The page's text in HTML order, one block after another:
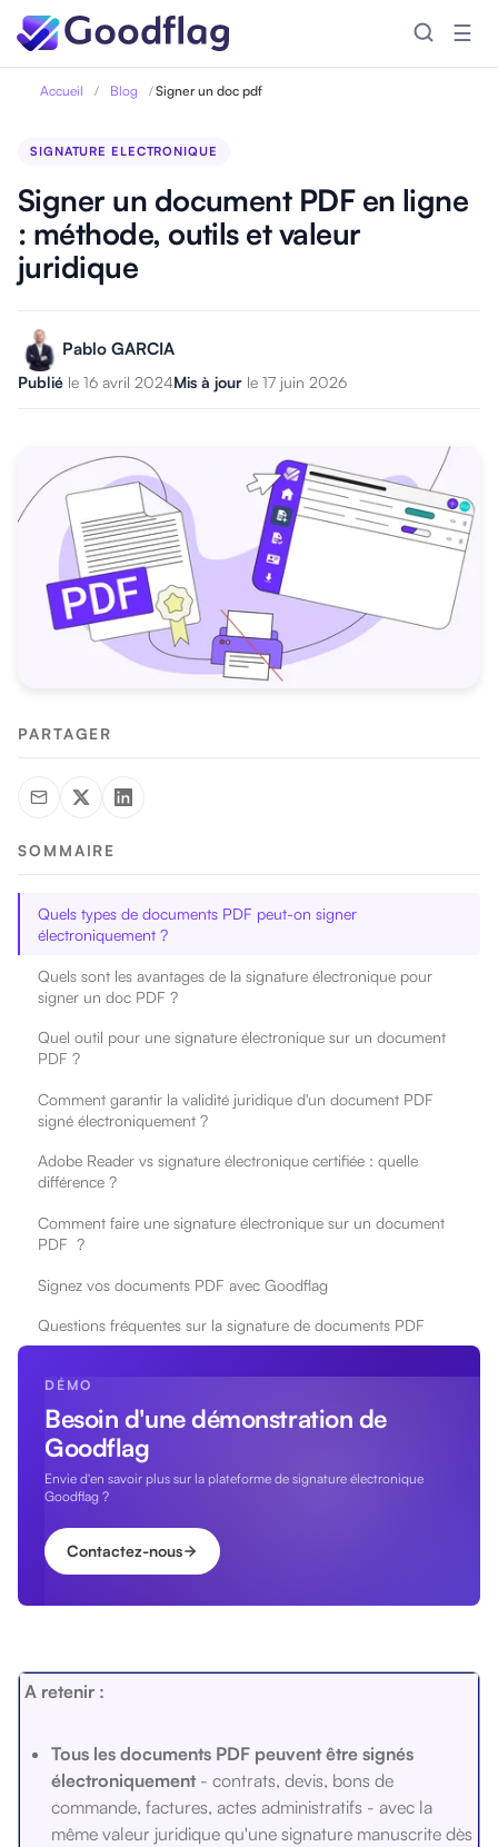
☰
Accueil / Blog /Signer un doc pdf
SIGNATURE ELECTRONIQUE
Signer un document PDF en ligne
: méthode, outils et valeur
juridique
Pablo GARCIA
Publié le 16 avril 2024Mis à jour le 17 juin 2026
PARTAGER
SOMMAIRE
Quels types de documents PDF peut-on signer
électroniquement ?
Quels sont les avantages de la signature électronique pour
signer un doc PDF ?
Quel outil pour une signature électronique sur un document
PDF ?
Comment garantir la validité juridique d'un document PDF
signé électroniquement ?
Adobe Reader vs signature électronique certifiée : quelle
différence ?
Comment faire une signature électronique sur un document
PDF ?
Signez vos documents PDF avec Goodflag
Questions fréquentes sur la signature de documents PDF
DÉMO
Besoin d'une démonstration de
Goodflag
Envie d'en savoir plus sur la plateforme de signature électronique
Goodflag ?
Contactez-nous
A retenir :
Tous les documents PDF peuvent être signés
électroniquement- contrats, devis, bons de
commande, factures, actes administratifs - avec la
même valeur juridique qu'une signature manuscrite dès